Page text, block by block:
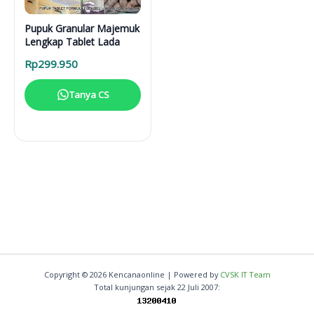
Pupuk Granular Majemuk
Lengkap Tablet Lada
Rp299.950
Tanya CS
Copyright © 2026 Kencanaonline | Powered by CVSK IT Team
Total kunjungan sejak 22 Juli 2007: